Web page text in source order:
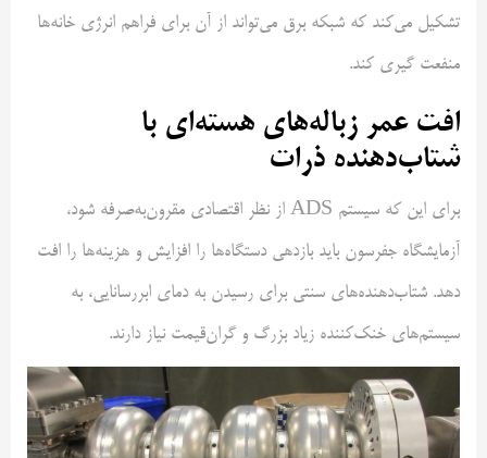
تشکیل می‌کند که شبکه برق می‌تواند از آن برای فراهم انرژی خانه‌ها
منفعت گیری کند.
افت عمر زباله‌های هسته‌ای با
شتاب‌دهنده ذرات
برای این که سیستم ADS از نظر اقتصادی مقرون‌به‌صرفه شود،
آزمایشگاه جفرسون باید بازدهی دستگاه‌ها را افزایش و هزینه‌ها را افت
دهد. شتاب‌دهنده‌های سنتی برای رسیدن به دمای ابررسانایی، به
سیستم‌های خنک‌کننده زیاد بزرگ و گران‌قیمت نیاز دارند.